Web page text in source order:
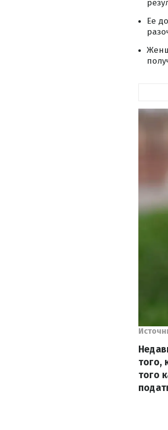
Ее
того,
того